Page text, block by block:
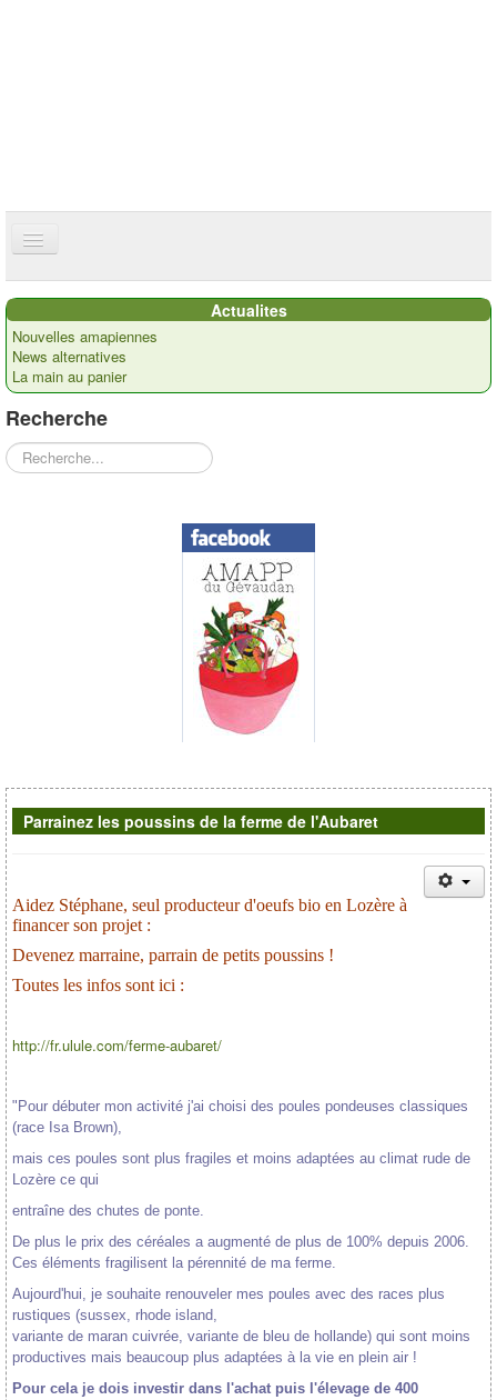
Accueil
Présentation
Actualités
Nos paysans
Commandes
Actualites
Nouvelles amapiennes
News alternatives
La main au panier
Recherche
Rechercher
Parrainez les poussins de la ferme de l'Aubaret
Aidez Stéphane, seul producteur d'oeufs bio en Lozère à
financer son projet :
Devenez marraine, parrain de petits poussins !
Toutes les infos sont ici :
http://fr.ulule.com/ferme-aubaret/
"Pour débuter mon activité j'ai choisi des poules pondeuses classiques
(race Isa Brown),
mais ces poules sont plus fragiles et moins adaptées au climat rude de
Lozère ce qui
entraîne des chutes de ponte.
De plus le prix des céréales a augmenté de plus de 100% depuis 2006.
Ces éléments fragilisent la pérennité de ma ferme.
Aujourd'hui, je souhaite renouveler mes poules avec des races plus
rustiques (sussex, rhode island,
variante de maran cuivrée, variante de bleu de hollande) qui sont moins
productives mais beaucoup plus adaptées à la vie en plein air !
Pour cela je dois investir dans l'achat puis l'élevage de 400